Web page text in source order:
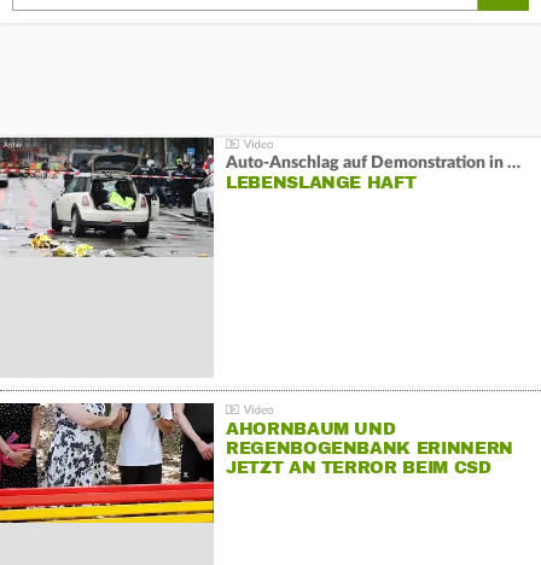
Auto-Anschlag auf Demonstration in München:
LEBENSLANGE HAFT
AHORNBAUM UND
REGENBOGENBANK ERINNERN
JETZT AN TERROR BEIM CSD